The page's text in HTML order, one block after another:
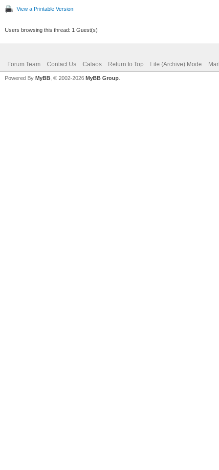
View a Printable Version
Users browsing this thread: 1 Guest(s)
Forum Team Contact Us Calaos Return to Top Lite (Archive) Mode
Powered By MyBB , © 2002-2026 MyBB Group